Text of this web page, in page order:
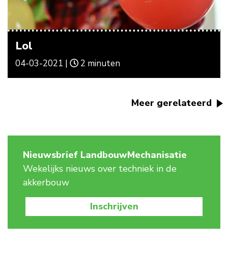
Lol
04-03-2021 | 2 minuten
Meer gerelateerd
Nieuwsbrief LandbouwMechanisatie
Wekelijks nieuws over techniek in de
akkerbouw
Inschrijven